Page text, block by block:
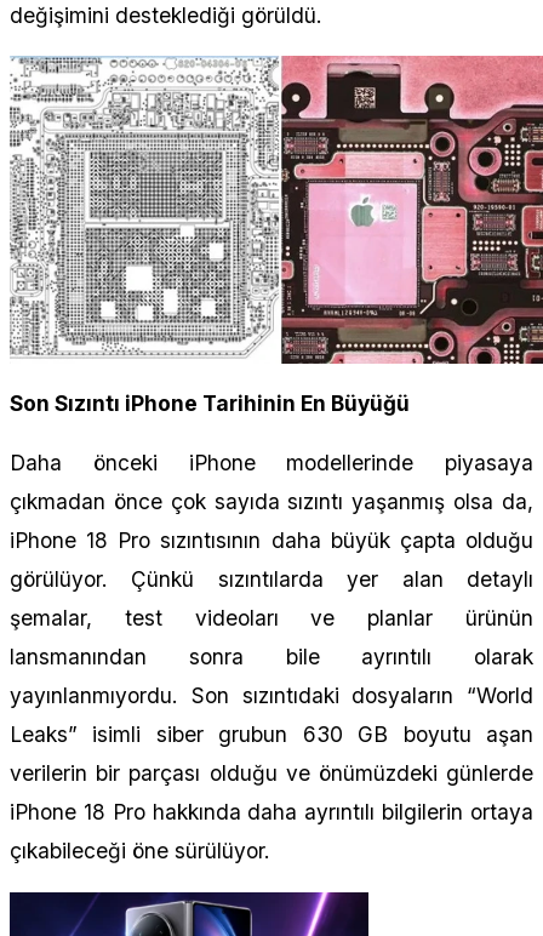
değişimini desteklediği görüldü.
Son Sızıntı iPhone Tarihinin En Büyüğü
Daha önceki iPhone modellerinde piyasaya
çıkmadan önce çok sayıda sızıntı yaşanmış olsa da,
iPhone 18 Pro sızıntısının daha büyük çapta olduğu
görülüyor. Çünkü sızıntılarda yer alan detaylı
şemalar, test videoları ve planlar ürünün
lansmanından sonra bile ayrıntılı olarak
yayınlanmıyordu. Son sızıntıdaki dosyaların “World
Leaks” isimli siber grubun 630 GB boyutu aşan
verilerin bir parçası olduğu ve önümüzdeki günlerde
iPhone 18 Pro hakkında daha ayrıntılı bilgilerin ortaya
çıkabileceği öne sürülüyor.